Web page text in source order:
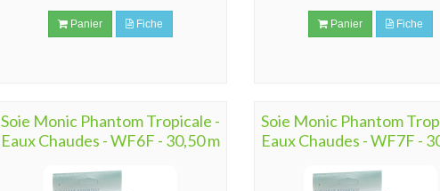
Panier Fiche Panier Fiche
Soie Monic Phantom Tropicale -
Eaux Chaudes - WF6F - 30,50 m
Soie Monic Phantom
Eaux Chaudes - WF7F -